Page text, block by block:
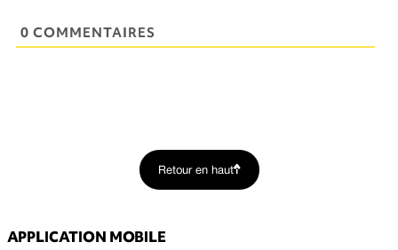
0 COMMENTAIRES
Retour en haut
APPLICATION MOBILE